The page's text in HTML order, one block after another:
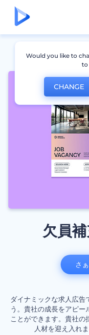
欠員
ダイナミックな求人広告
う。貴社の成長をアピー
ことができます。貴社
人材を迎え入れ
さ
Would you like to
to
CHANGE